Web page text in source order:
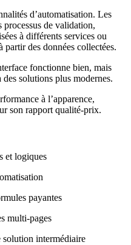
d’automatisation. Les
processus de validation,
à différents services ou
partir des données collectées.
fonctionne bien, mais
solutions plus modernes.
à l’apparence,
son rapport qualité-prix.
et logiques
payantes
multi-pages
solution intermédiaire